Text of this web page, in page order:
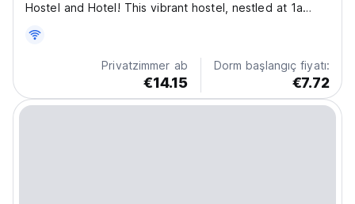
Hostel and Hotel! This vibrant hostel, nestled at 1a
exploring Azerbaijan's captivating capital. Imagine a
place where modern comfort meets a social
atmosphere,...Privatzimmer ab
€14.15
Dorm başlangıç fiyatı:
€7.72